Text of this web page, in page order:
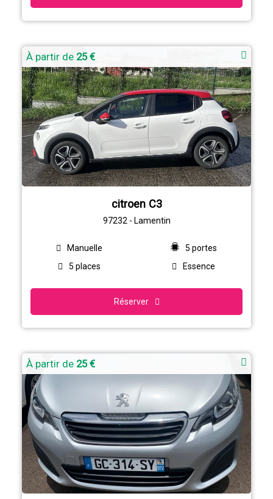
À partir de 25 €
citroen C3
97232 - Lamentin
Manuelle
5 portes
5 places
Essence
Réserver
À partir de 25 €